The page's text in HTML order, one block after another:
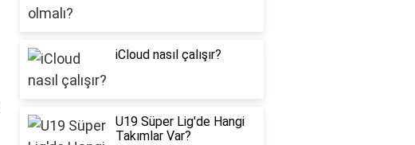
iCloud nasıl çalışır?
U19 Süper Lig'de Hangi
Takımlar Var?